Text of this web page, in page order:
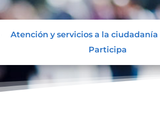
Atención y servicios a la ciudadanía
Participa